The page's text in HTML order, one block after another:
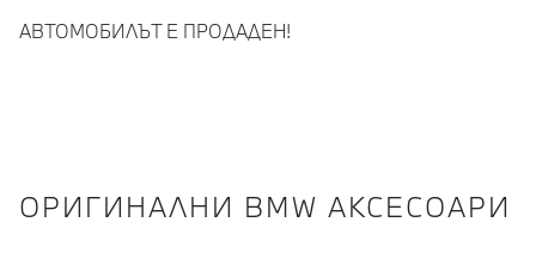
АВТОМОБИЛЪТ Е ПРОДАДЕН!
OРИГИНАЛНИ BMW АКСЕСОАРИ